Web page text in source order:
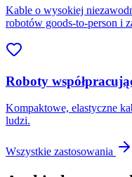
Kable o wysokiej
robotów goods-to-person i
Roboty
Kompaktowe, elastyczne
ludzi.
Wszystkie zastosowania